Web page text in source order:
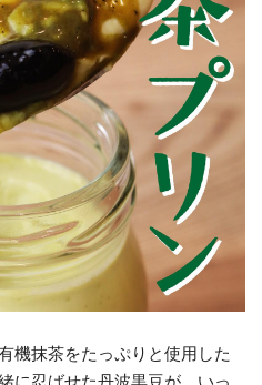
機抹茶をたっぷりと使用した